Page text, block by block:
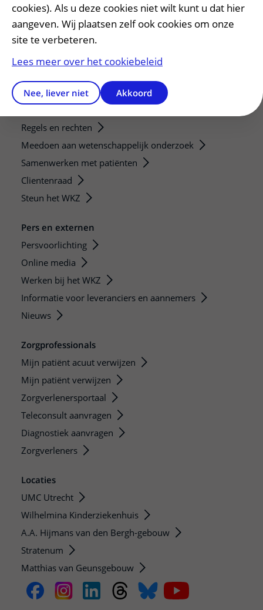
Regels en rechten
Meedoen aan wetenschappelijk onderzoek
Samenwerken met patiënten
Clientenraad
Steun het WKZ
Pers en externen
Persvoorlichting
Online media
Werken bij het WKZ
Informatie voor leveranciers en aannemers
Nieuws
Zorgprofessionals
Mijn patiënt acuut verwijzen
Mijn patiënt verwijzen
Zorgverlenersportaal
Teleconsult aanvragen
Diagnostiek aanvragen
Zorgverleners
Locaties
UMC Utrecht
Wilhelmina Kinderziekenhuis
A.A. Hijmans van den Bergh-gebouw
Stratenum
Matthias van Geunsgebouw
cookies). Als u deze cookies niet wilt kunt u dat hier
aangeven. Wij plaatsen zelf ook cookies om onze
site te verbeteren.
Lees meer over het cookiebeleid
Nee, liever niet Akkoord